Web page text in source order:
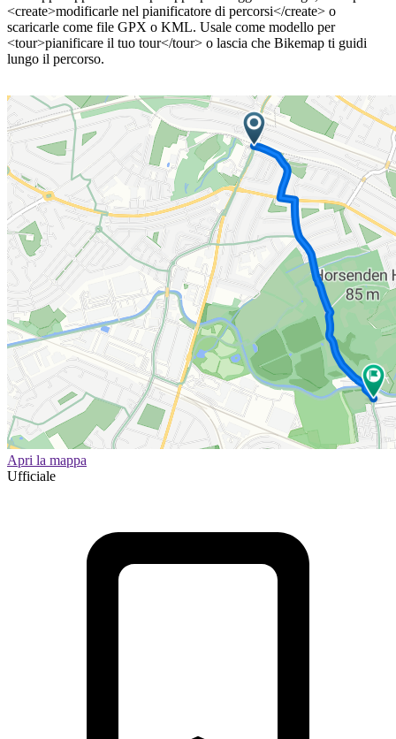
<create>modificarle nel pianificatore di percorsi</create> o
scaricarle come file GPX o KML. Usale come modello per
<tour>pianificare il tuo tour</tour> o lascia che Bikemap ti guidi
lungo il percorso.
Apri la mappa
Ufficiale